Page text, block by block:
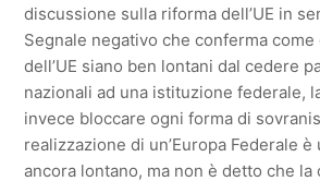
discussione sulla riforma dell’UE in
Segnale negativo che conferma
dell’UE siano ben lontani dal cedere
nazionali ad una istituzione federale,
invece bloccare ogni forma di
realizzazione di un’Europa Federale
ancora lontano, ma non è detto che